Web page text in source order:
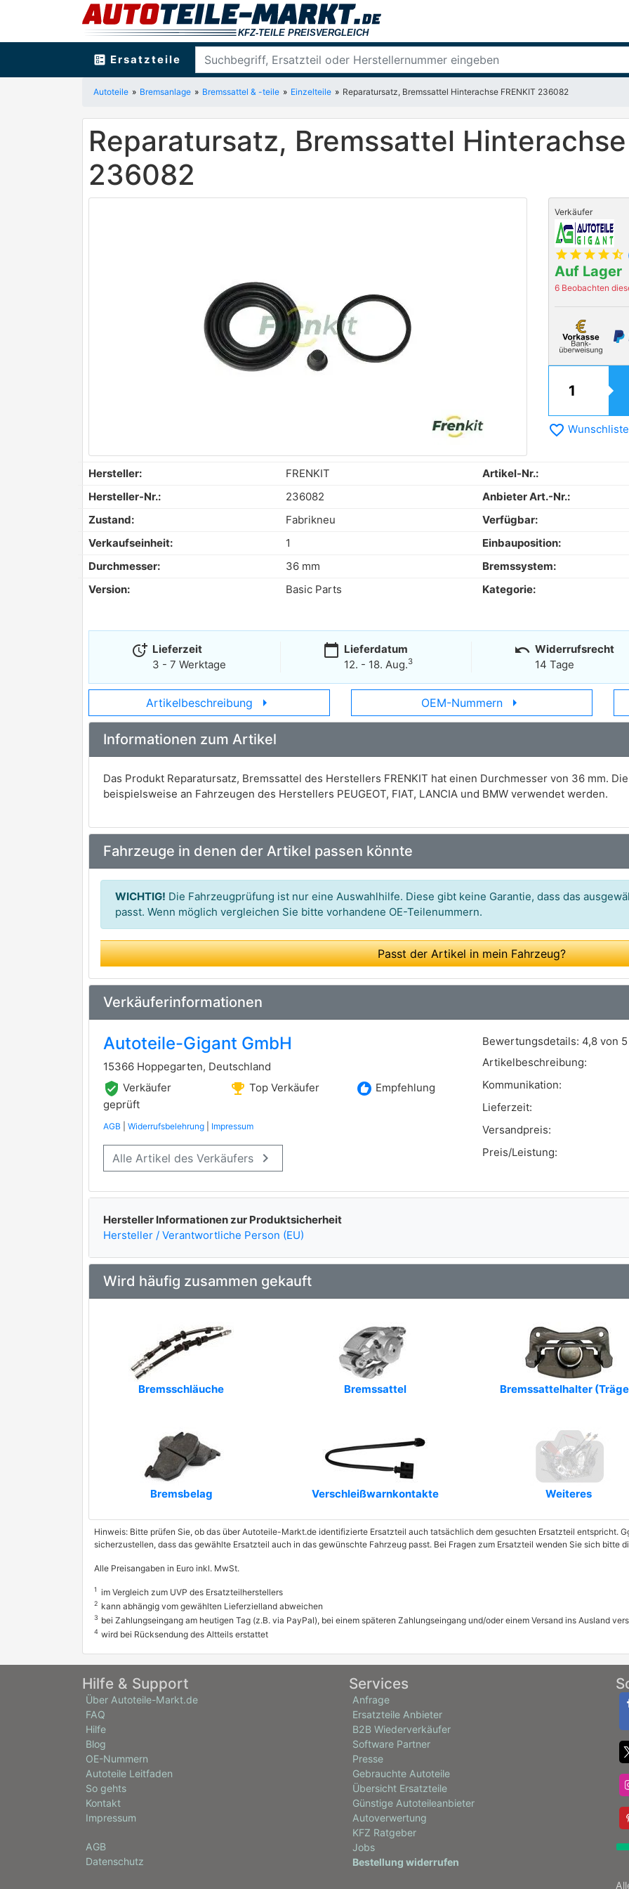
ballot Ersatzteile
Autoteile Bremsanlage Bremssattel & -teile Einzelteile Reparatursatz, Bremssattel Hinterachse FRENKIT 236082
Reparatursatz, Bremssattel Hinterachse
236082
Verkäufer
star star star star star_half
Auf Lager
6 Beobachten
favorite_border Wunschliste
Hersteller: FRENKIT Artikel-Nr.:
Hersteller-Nr.:
236082 Anbieter Art.-Nr.:
Zustand:
Fabrikneu Verfügbar:
Verkaufseinheit:
1 Einbauposition:
Durchmesser:
36 mm Bremssystem:
Version:
Basic Parts Kategorie:
more_time Lieferzeit
3 - 7 Werktage
calendar_today Lieferdatum
12. - 18. Aug.3
undo Widerrufsrecht
14 Tage
Artikelbeschreibung arrow_right OEM-Nummern arrow_right
Informationen zum Artikel
Das Produkt Reparatursatz, Bremssattel des Herstellers FRENKIT hat einen Durchmesser von 36 mm.
beispielsweise an Fahrzeugen des Herstellers PEUGEOT, FIAT, LANCIA und BMW verwendet werden.
Fahrzeuge in denen der Artikel passen könnte
WICHTIG! Die Fahrzeugprüfung ist nur eine Auswahlhilfe. Diese gibt keine Garantie, dass das
passt. Wenn möglich vergleichen Sie bitte vorhandene OE-Teilenummern.
Passt der Artikel in mein Fahrzeug?
Verkäuferinformationen
Autoteile-Gigant GmbH
15366 Hoppegarten, Deutschland
verified_user Verkäufer
geprüft
emoji_events Top Verkäufer recommend Empfehlung
AGB Widerrufsbelehrung Impressum
Alle Artikel des Verkäufers keyboard_arrow_right
Bewertungsdetails: 4,8 von 5
Artikelbeschreibung:
Kommunikation:
Lieferzeit:
Versandpreis:
Preis/Leistung:
Hersteller Informationen zur Produktsicherheit
Hersteller / Verantwortliche Person (EU)
Wird häufig zusammen gekauft
Bremsschläuche Bremssattel Bremssattelhalter
Bremsbelag Verschleißwarnkontakte Weiteres
Hinweis: Bitte prüfen Sie, ob das über Autoteile-Markt.de identifizierte Ersatzteil auch tatsächlich dem gesuchten Ersatzteil entspricht.
sicherzustellen, dass das gewählte Ersatzteil auch in das gewünschte Fahrzeug passt. Bei Fragen zum Ersatzteil wenden Sie sich bitte
Alle Preisangaben in Euro inkl. MwSt.
1 im Vergleich zum UVP des Ersatzteilherstellers
2 kann abhängig vom gewählten Lieferzielland abweichen
3 bei Zahlungseingang am heutigen Tag (z.B. via PayPal), bei einem späteren Zahlungseingang und/oder einem Versand ins Ausland
4 wird bei Rücksendung des Altteils erstattet
Hilfe & Support
Über Autoteile-Markt.de
FAQ
Hilfe
Blog
OE-Nummern
Autoteile Leitfaden
So gehts
Kontakt
Impressum
AGB
Datenschutz
Services
Anfrage
Ersatzteile Anbieter
B2B Wiederverkäufer
Software Partner
Presse
Gebrauchte Autoteile
Übersicht Ersatzteile
Günstige Autoteileanbieter
Autoverwertung
KFZ Ratgeber
Jobs
Bestellung widerrufen